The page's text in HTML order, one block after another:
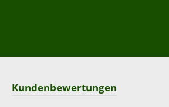
Kundenbewertungen